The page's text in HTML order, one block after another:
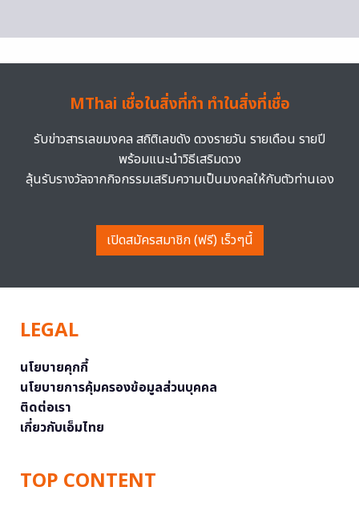
MThai เชื่อในสิ่งที่ทำ ทำในสิ่งที่เชื่อ
รับข่าวสารเลขมงคล สถิติเลขดัง ดวงรายวัน รายเดือน รายปี
พร้อมแนะนำวิธีเสริมดวง
ลุ้นรับรางวัลจากกิจกรรมเสริมความเป็นมงคลให้กับตัวท่านเอง
เปิดสมัครสมาชิก (ฟรี) เร็วๆนี้
LEGAL
นโยบายคุกกี้
นโยบายการคุ้มครองข้อมูลส่วนบุคคล
ติดต่อเรา
เกี่ยวกับเอ็มไทย
TOP CONTENT